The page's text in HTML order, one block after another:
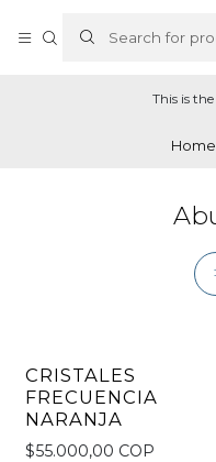
This is
Home
CRISTALES
FRECUENCIA
NARANJA
$55.000,00 COP